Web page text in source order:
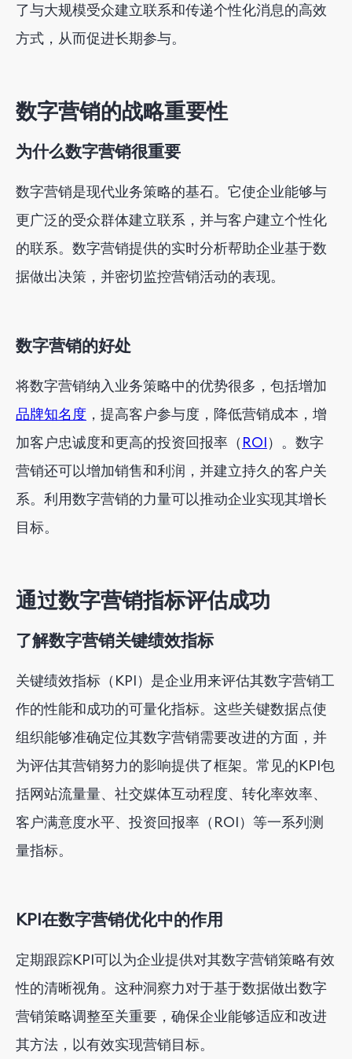
了与大规模受众建立联系和传递个性化消息的高效
方式，从而促进长期参与。
数字营销的战略重要性
为什么数字营销很重要
数字营销是现代业务策略的基石。它使企业能够与
更广泛的受众群体建立联系，并与客户建立个性化
的联系。数字营销提供的实时分析帮助企业基于数
据做出决策，并密切监控营销活动的表现。
数字营销的好处
将数字营销纳入业务策略中的优势很多，包括增加
品牌知名度 ，提高客户参与度，降低营销成本，增
加客户忠诚度和更高的投资回报率（ ROI）。数字
营销还可以增加销售和利润，并建立持久的客户关
系。利用数字营销的力量可以推动企业实现其增长
目标。
通过数字营销指标评估成功
了解数字营销关键绩效指标
关键绩效指标（KPI）是企业用来评估其数字营销工
作的性能和成功的可量化指标。这些关键数据点使
组织能够准确定位其数字营销需要改进的方面，并
为评估其营销努力的影响提供了框架。常见的KPI包
括网站流量量、社交媒体互动程度、转化率效率、
客户满意度水平、投资回报率（ROI）等一系列测
量指标。
KPI在数字营销优化中的作用
定期跟踪KPI可以为企业提供对其数字营销策略有效
性的清晰视角。这种洞察力对于基于数据做出数字
营销策略调整至关重要，确保企业能够适应和改进
其方法，以有效实现营销目标。